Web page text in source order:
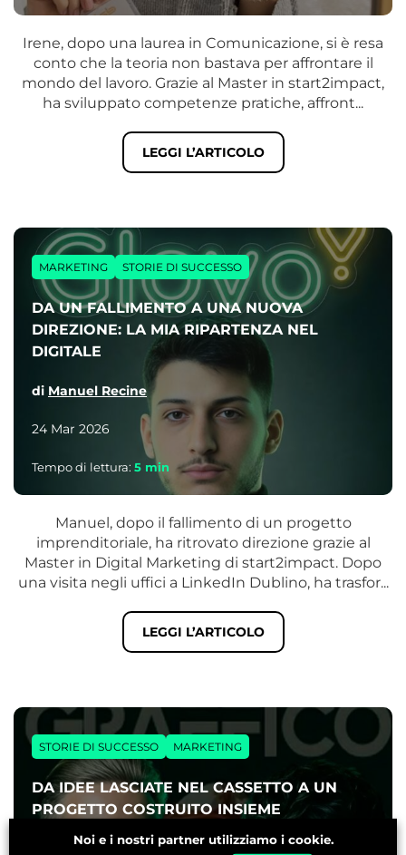
Irene, dopo una laurea in Comunicazione, si è resa
conto che la teoria non bastava per affrontare il
mondo del lavoro. Grazie al Master in start2impact,
ha sviluppato competenze pratiche, affront...
LEGGI L’ARTICOLO
MARKETING STORIE DI SUCCESSO
DA UN FALLIMENTO A UNA NUOVA
DIREZIONE: LA MIA RIPARTENZA NEL
DIGITALE
di Manuel Recine
24 Mar 2026
Tempo di lettura: 5 min
Manuel, dopo il fallimento di un progetto
imprenditoriale, ha ritrovato direzione grazie al
Master in Digital Marketing di start2impact. Dopo
una visita negli uffici a LinkedIn Dublino, ha trasfor...
LEGGI L’ARTICOLO
STORIE DI SUCCESSO MARKETING
DA IDEE LASCIATE NEL CASSETTO A UN
PROGETTO COSTRUITO INSIEME
Noi e i nostri partner utilizziamo i cookie.